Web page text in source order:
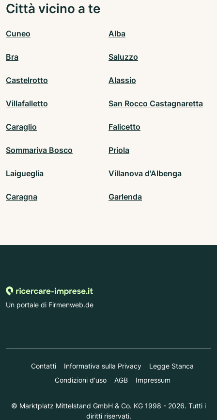
Città vicino a te
Cuneo Alba
Bra Saluzzo
Castelrotto Alassio
Villafalletto San Rocco Castagnaretta
Caraglio Falicetto
Sommariva Bosco Priola
Laigueglia Villanova d'Albenga
Caragna Garlenda
Un portale di Firmenweb.de
Contatti Informativa sulla Privacy
Legge Stanca
Condizioni d'uso
AGB Impressum
© Marktplatz Mittelstand GmbH & Co. KG 1998 - 2026. Tutti i
diritti riservati.